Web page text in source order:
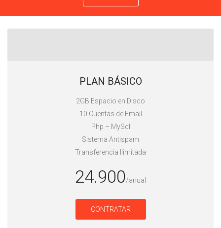
PLAN BÁSICO
2GB Espacio en Disco
10 Cuentas de Email
Php – MySql
Sistema Antispam
Transferencia Ilimitada
24.900/anual
CONTRATAR